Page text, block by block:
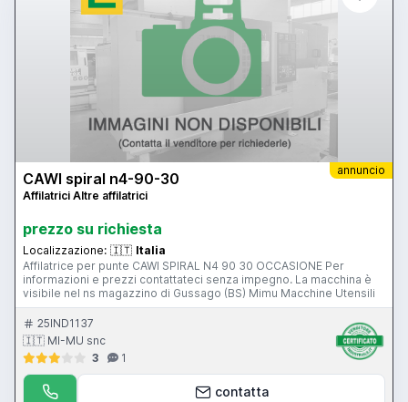
annuncio
CAWI spiral n4-90-30
Affilatrici Altre affilatrici
prezzo su richiesta
Localizzazione: 🇮🇹 Italia
Affilatrice per punte CAWI SPIRAL N4 90 30 OCCASIONE Per
informazioni e prezzi contattateci senza impegno. La macchina è
visibile nel ns magazzino di Gussago (BS) Mimu Macchine Utensili
25IND1137
🇮🇹 MI-MU snc
3
1
contatta